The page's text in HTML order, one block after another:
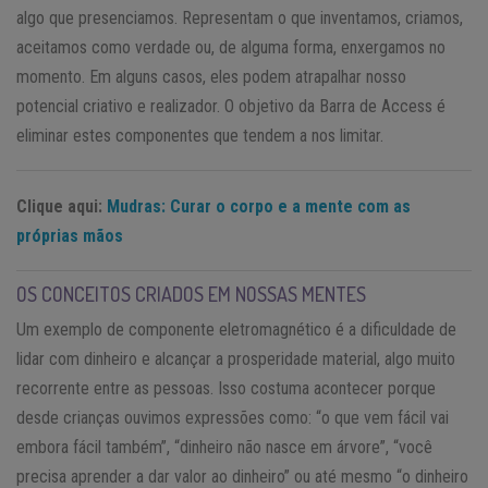
algo que presenciamos. Representam o que inventamos, criamos,
aceitamos como verdade ou, de alguma forma, enxergamos no
momento. Em alguns casos, eles podem atrapalhar nosso
potencial criativo e realizador. O objetivo da Barra de Access é
eliminar estes componentes que tendem a nos limitar.
Clique aqui: Mudras: Curar o corpo e a mente com as
próprias mãos
OS CONCEITOS CRIADOS EM NOSSAS MENTES
Um exemplo de componente eletromagnético é a dificuldade de
lidar com dinheiro e alcançar a prosperidade material, algo muito
recorrente entre as pessoas. Isso costuma acontecer porque
desde crianças ouvimos expressões como: “o que vem fácil vai
embora fácil também”, “dinheiro não nasce em árvore”, “você
precisa aprender a dar valor ao dinheiro” ou até mesmo “o dinheiro